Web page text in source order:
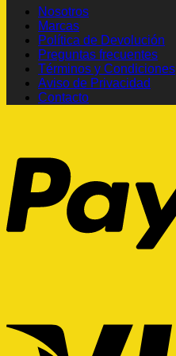
Nosotros
Marcas
Política de Devolución
Preguntas frecuentes
Términos y Condiciones
Aviso de Privacidad
Contacto